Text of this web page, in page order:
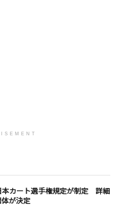
本カート選手権規定が制定 詳細
が決定